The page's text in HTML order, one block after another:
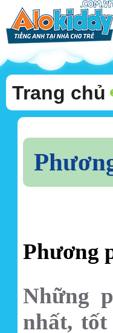
Trang chủ
Phương
Những
nhất,